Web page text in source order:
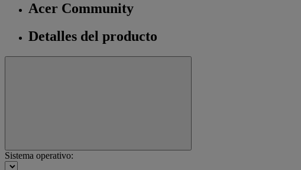
Acer Community
Detalles del producto
Sistema operativo: